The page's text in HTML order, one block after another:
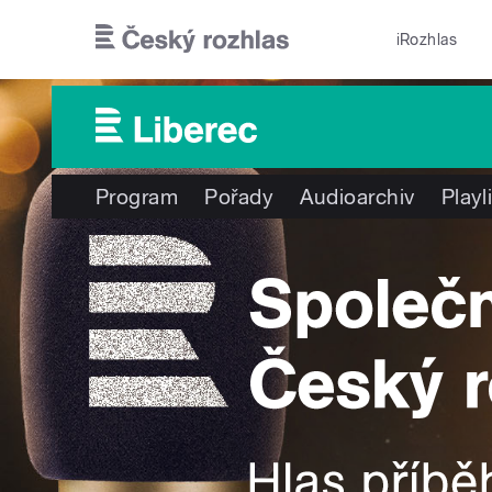
iRozhlas
Program Pořady Audioarchiv